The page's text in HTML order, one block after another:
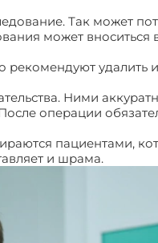
Так может
может вноситься
удалить
Ними
операции
пациентами,
и шрама.